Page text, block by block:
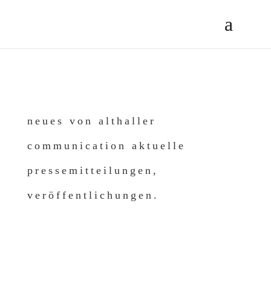
neues von althaller
communication aktuelle
pressemitteilungen,
veröffentlichungen.